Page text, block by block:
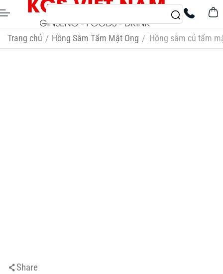
Trang chủ / Hồng Sâm Tẩm Mật Ong / Hồng sâm củ tẩm
Share